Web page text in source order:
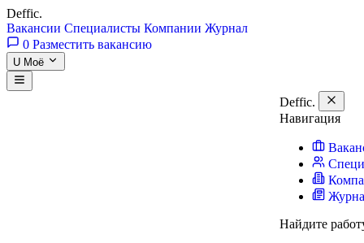
Deffic.
Вакансии Специалисты Компании Журнал
0 Разместить вакансию
U Моё
Deffic.
Навигация
Найдите